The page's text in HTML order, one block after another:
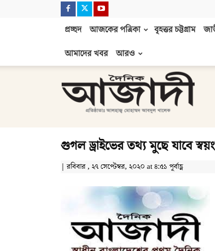
প্রচ্ছদ আজকের পত্রিকা বৃহত্তর চট্টগ্রাম
আমাদের খবর
আরও
আজাদী
গুগল ড্রাইভের তথ্য মুছে যাবে
| রবিবার , ২৭ সেপ্টেম্বর, ২০২০ at ৪:৫১ পূর্বাহ্ণ